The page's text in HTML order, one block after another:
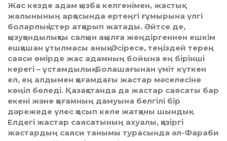
Жас кезде адам қызба келгенімен, жастық
жалынының арқасында ертеңгі ғұмырына үлгі
боларлық істер атқарып жатады. Әйтсе де,
қызуқандылықты салқын ақылға жеңдіргеннен ешкім
ешқашан ұтылмасы анық. Әсіресе, теңіздей терең
саяси өмірде жас адамның бойына ең бірінші
керегі – ұстамдылық. Болашағынан үміт күткен
ел, ең алдымен қоғамдағы жастар мәселесіне
көңіл бөледі. Қазақстанда да жастар саясаты бар
екені және қоғамның дамуына белгілі бір
дәрежеде үлес қосып келе жатқаны шындық.
Елдегі жастар саясатының ахуалы, қазіргі
жастардың саяси танымы турасында әл-Фараби